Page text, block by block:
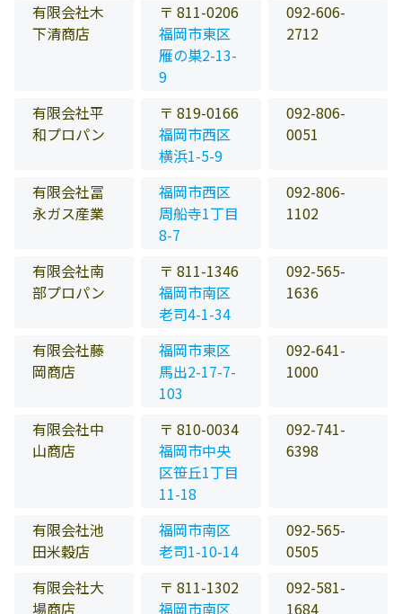
有限会社木
下清商店
〒 811-0206
福岡市東区
雁の巣2-13-
9
092-606-
2712
有限会社平
和プロパン
〒 819-0166
福岡市西区
横浜1-5-9
092-806-
0051
有限会社冨
永ガス産業
福岡市西区
周船寺1丁目
8-7
092-806-
1102
有限会社南
部プロパン
〒 811-1346
福岡市南区
老司4-1-34
092-565-
1636
有限会社藤
岡商店
福岡市東区
馬出2-17-7-
103
092-641-
1000
有限会社中
山商店
〒 810-0034
福岡市中央
区笹丘1丁目
11-18
092-741-
6398
有限会社池
田米穀店
福岡市南区
老司1-10-14
092-565-
0505
有限会社大
場商店
〒 811-1302
福岡市南区
092-581-
1684